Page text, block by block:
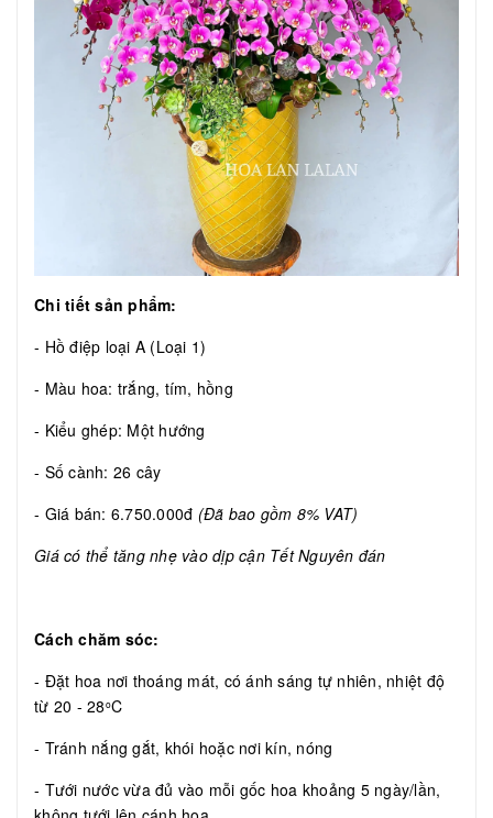
Chi tiết sản phẩm:
- Hồ điệp loại A (Loại 1)
- Màu hoa: trắng, tím, hồng
- Kiểu ghép: Một hướng
- Số cành: 26 cây
- Giá bán: 6.750.000đ (Đã bao gồm 8% VAT)
Giá có thể tăng nhẹ vào dịp cận Tết Nguyên đán
Cách chăm sóc:
- Đặt hoa nơi thoáng mát, có ánh sáng tự nhiên, nhiệt độ
từ 20 - 28oC
- Tránh nắng gắt, khói hoặc nơi kín, nóng
- Tưới nước vừa đủ vào mỗi gốc hoa khoảng 5 ngày/lần,